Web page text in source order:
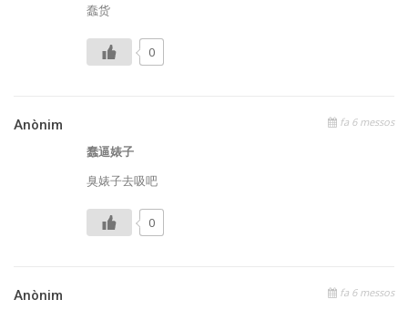
蠢货
0
Anònim fa 6 messos
蠢逼婊子
臭婊子去吸吧
0
Anònim fa 6 messos